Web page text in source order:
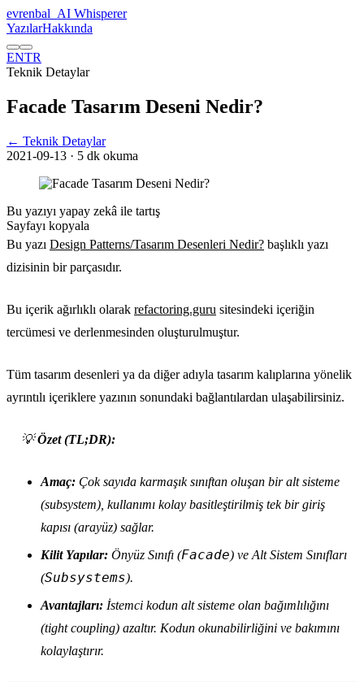
evrenbal AI Whisperer
YazılarHakkında
ENTR
Teknik Detaylar
Facade Tasarım Deseni Nedir?
← Teknik Detaylar
2021-09-13 · 5 dk okuma
Bu yazıyı yapay zekâ ile tartış
Sayfayı kopyala
Bu yazı Design Patterns/Tasarım Desenleri Nedir? başlıklı yazı
dizisinin bir parçasıdır.
Bu içerik ağırlıklı olarak refactoring.guru sitesindeki içeriğin
tercümesi ve derlenmesinden oluşturulmuştur.
Tüm tasarım desenleri ya da diğer adıyla tasarım kalıplarına yönelik
ayrıntılı içeriklere yazının sonundaki bağlantılardan ulaşabilirsiniz.
💡Özet (TL;DR):
Amaç: Çok sayıda karmaşık sınıftan oluşan bir alt sisteme
(subsystem), kullanımı kolay basitleştirilmiş tek bir giriş
kapısı (arayüz) sağlar.
Kilit Yapılar: Önyüz Sınıfı (Facade) ve Alt Sistem Sınıfları
(Subsystems).
Avantajları: İstemci kodun alt sisteme olan bağımlılığını
(tight coupling) azaltır. Kodun okunabilirliğini ve bakımını
kolaylaştırır.